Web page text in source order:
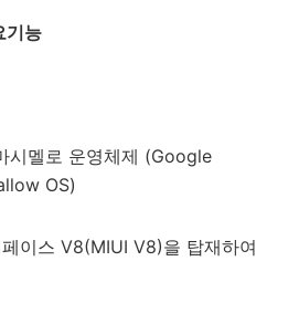
기능
시멜로 운영체제 (Google
OS)
이스 V8(MIUI V8)을 탑재하여